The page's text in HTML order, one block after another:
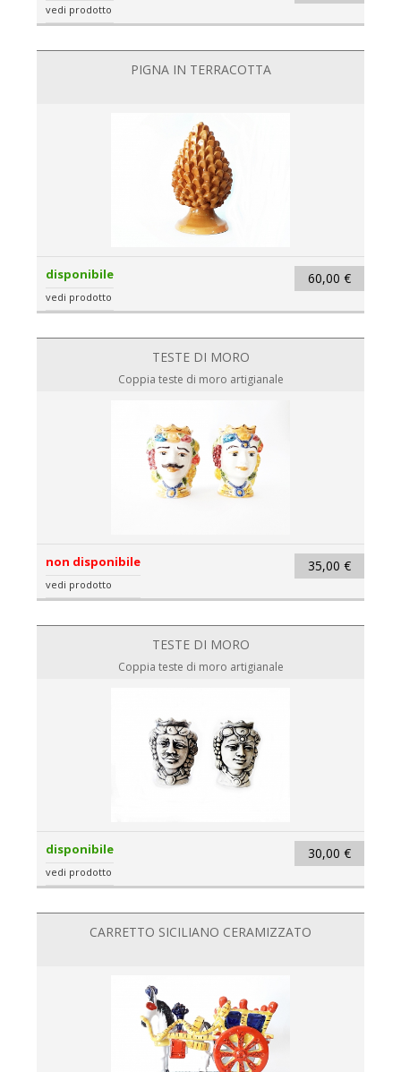
vedi prodotto
PIGNA IN TERRACOTTA
60,00 €
disponibile
vedi prodotto
TESTE DI MORO
Coppia teste di moro artigianale
35,00 €
non disponibile
vedi prodotto
TESTE DI MORO
Coppia teste di moro artigianale
30,00 €
disponibile
vedi prodotto
CARRETTO SICILIANO CERAMIZZATO